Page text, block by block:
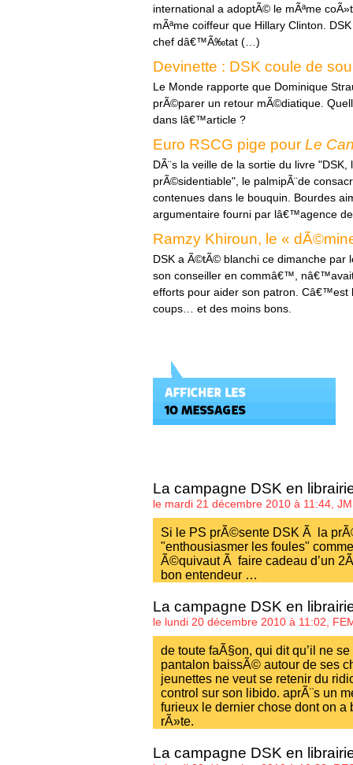
international a adoptÃ© le mÃªme
mÃªme coiffeur que Hillary Clinton.
chef dâ€™Ã‰tat (…)
Devinette : DSK coule de
Le Monde rapporte que Dominique
prÃ©parer un retour mÃ©diatique.
dans lâ€™article ?
Euro RSCG pige pour Le
DÃ¨s la veille de la sortie du livre
prÃ©sidentiable", le palmipÃ¨de
contenues dans le bouquin. Bourdes
argumentaire fourni par lâ€™agence
Ramzy Khiroun, le «
DSK a Ã©tÃ© blanchi ce dimanche par
son conseiller en commâ€™,
efforts pour aider son patron.
coups… et des moins bons.
La campagne DSK en
le mardi 21 décembre 2010 à 11:44,
Si le PS prÃ©sente DSK Ã la
"enthousiasmer les foules"
Ã©quivaut Ã faire cadeau d’un
bon entendeur …
La campagne DSK en
le lundi 20 décembre 2010 à 11:02,
de toute faÃ§on, qui dit qu’il ne
pantalon baissÃ© autour de ses
jeunettes ne veut se retenir du
control sur son libido. aprÃ¨s un
furieux le dernier chose dont on a
rÃ»te.
La campagne DSK en